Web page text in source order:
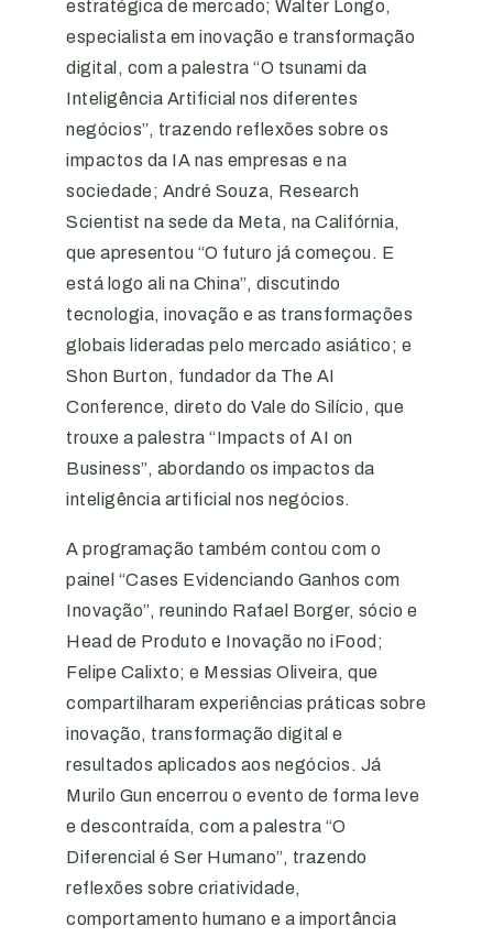
estratégica de mercado; Walter Longo,
especialista em inovação e transformação
digital, com a palestra “O tsunami da
Inteligência Artificial nos diferentes
negócios”, trazendo reflexões sobre os
impactos da IA nas empresas e na
sociedade; André Souza, Research
Scientist na sede da Meta, na Califórnia,
que apresentou “O futuro já começou. E
está logo ali na China”, discutindo
tecnologia, inovação e as transformações
globais lideradas pelo mercado asiático; e
Shon Burton, fundador da The AI
Conference, direto do Vale do Silício, que
trouxe a palestra “Impacts of AI on
Business”, abordando os impactos da
inteligência artificial nos negócios.
A programação também contou com o
painel “Cases Evidenciando Ganhos com
Inovação”, reunindo Rafael Borger, sócio e
Head de Produto e Inovação no iFood;
Felipe Calixto; e Messias Oliveira, que
compartilharam experiências práticas sobre
inovação, transformação digital e
resultados aplicados aos negócios. Já
Murilo Gun encerrou o evento de forma leve
e descontraída, com a palestra “O
Diferencial é Ser Humano”, trazendo
reflexões sobre criatividade,
comportamento humano e a importância